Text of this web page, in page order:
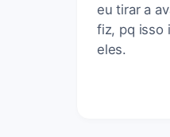
eu tirar a
fiz, pq isso
eles.